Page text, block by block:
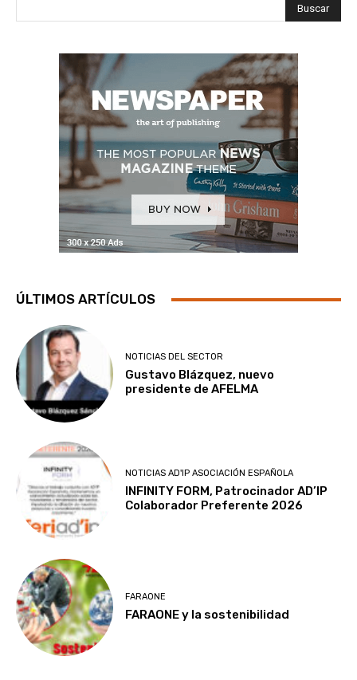
Buscar
ÚLTIMOS ARTÍCULOS
NOTICIAS DEL SECTOR
Gustavo Blázquez, nuevo
presidente de AFELMA
NOTICIAS AD'IP ASOCIACIÓN ESPAÑOLA
INFINITY FORM, Patrocinador AD’IP
Colaborador Preferente 2026
FARAONE
FARAONE y la sostenibilidad